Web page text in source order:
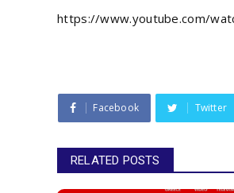
https://www.youtube.com/
Facebook Twitter
RELATED POSTS